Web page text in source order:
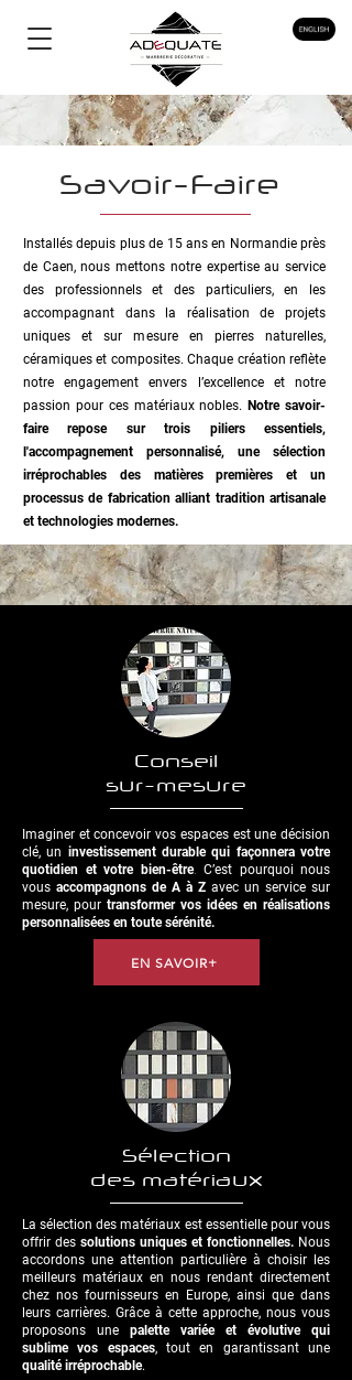
Savoir-Faire
Installés depuis plus de 15 ans en Normandie près
de Caen, nous mettons notre expertise au service
des professionnels et des particuliers, en les
accompagnant dans la réalisation de projets
uniques et sur mesure en pierres naturelles,
céramiques et composites. Chaque création reflète
notre engagement envers l’excellence et notre
passion pour ces matériaux nobles. Notre savoir-
faire repose sur trois piliers essentiels,
l'accompagnement personnalisé, une sélection
irréprochables des matières premières et un
processus de fabrication alliant tradition artisanale
et technologies modernes.
Conseil
sur-mesure
Imaginer et concevoir vos espaces est une décision
clé, un investissement durable qui façonnera votre
quotidien et votre bien-être. C’est pourquoi nous
vous accompagnons de A à Z avec un service sur
mesure, pour transformer vos idées en réalisations
personnalisées en toute sérénité.
EN SAVOIR+
Sélection
des matériaux
La sélection des matériaux est essentielle pour vous
offrir des solutions uniques et fonctionnelles. Nous
accordons une attention particulière à choisir les
meilleurs matériaux en nous rendant directement
chez nos fournisseurs en Europe, ainsi que dans
leurs carrières. Grâce à cette approche, nous vous
proposons une palette variée et évolutive qui
sublime vos espaces, tout en garantissant une
qualité irréprochable.